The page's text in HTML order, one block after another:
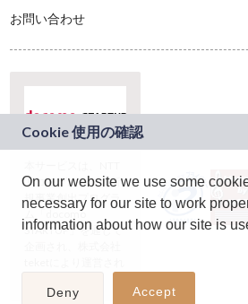
お問い合わせ
ドコモグループの新
規事業創出プログラ
ム「docomo
STARTUP」を通じて
On our website we use some
necessary for our site to work
information about how our site is
Deny Accept